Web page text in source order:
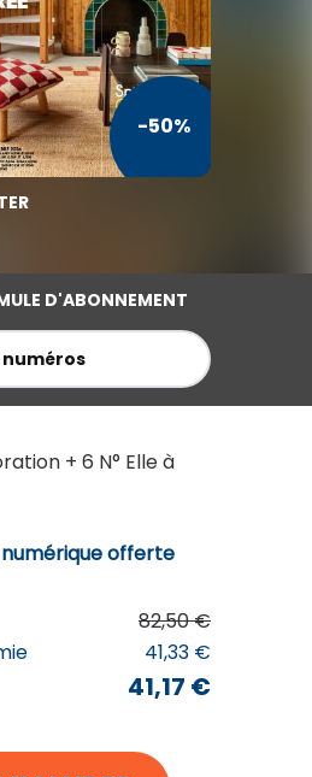
-50%
D'ABONNEMENT
numéros
+ 6 N° Elle à
numérique offerte
82,50 €
41,33 €
41,17 €
de